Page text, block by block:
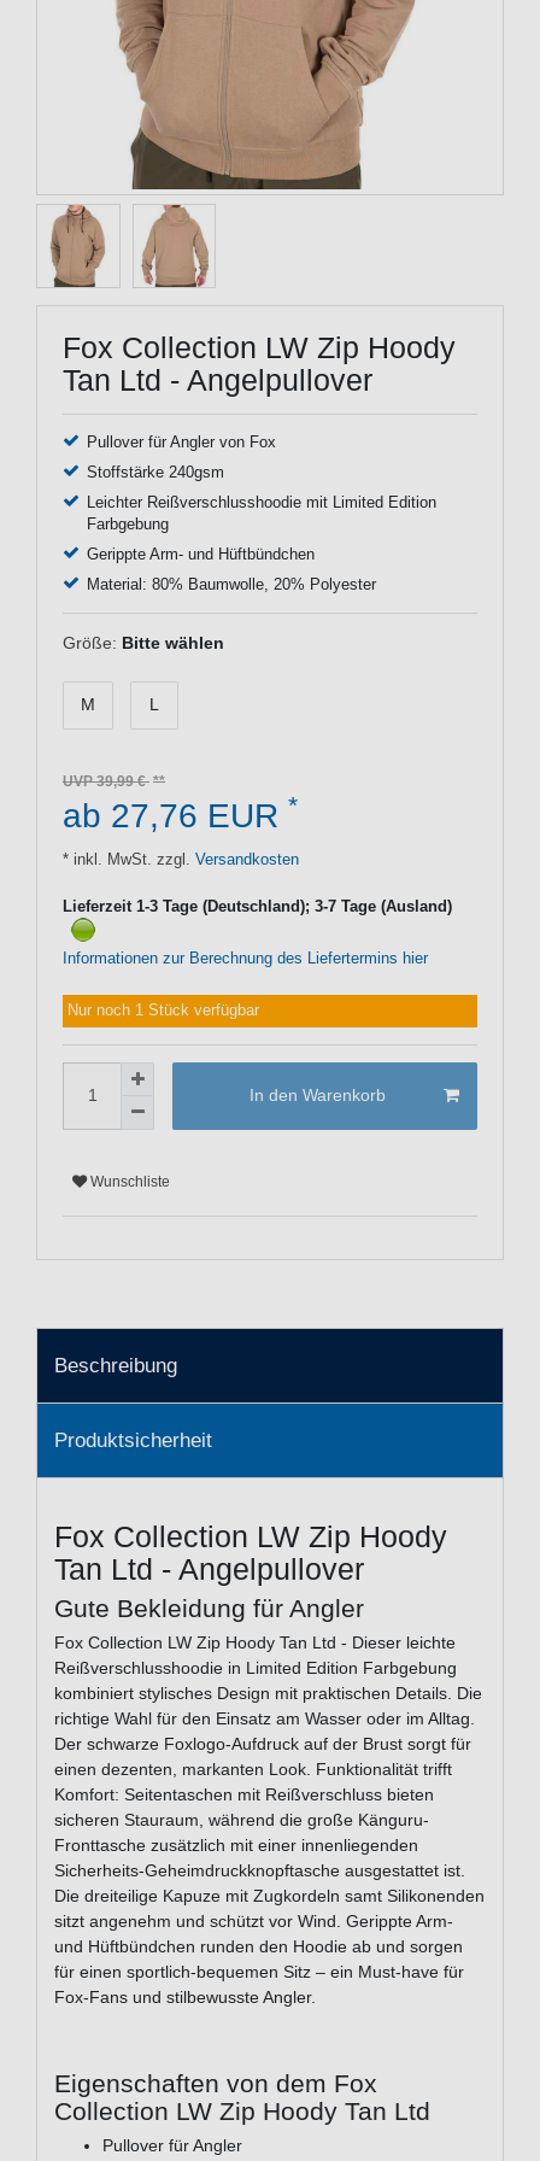
Fox Collection LW Zip Hoody
Tan Ltd - Angelpullover
Pullover für Angler von Fox
Stoffstärke 240gsm
Leichter Reißverschlusshoodie mit Limited Edition
Farbgebung
Gerippte Arm- und Hüftbündchen
Material: 80% Baumwolle, 20% Polyester
Größe: Bitte wählen
M L
UVP 39,99 €
ab 27,76 EUR *
* inkl. MwSt. zzgl. Versandkosten
Lieferzeit 1-3 Tage (Deutschland); 3-7 Tage (Ausland)
Informationen zur Berechnung des Liefertermins hier
Nur noch 1 Stück verfügbar
In den Warenkorb
Wunschliste
Beschreibung
Produktsicherheit
Fox Collection LW Zip Hoody
Tan Ltd - Angelpullover
Gute Bekleidung für Angler
Fox Collection LW Zip Hoody Tan Ltd - Dieser leichte
Reißverschlusshoodie in Limited Edition Farbgebung
kombiniert stylisches Design mit praktischen Details. Die
richtige Wahl für den Einsatz am Wasser oder im Alltag.
Der schwarze Foxlogo-Aufdruck auf der Brust sorgt für
einen dezenten, markanten Look. Funktionalität trifft
Komfort: Seitentaschen mit Reißverschluss bieten
sicheren Stauraum, während die große Känguru-
Fronttasche zusätzlich mit einer innenliegenden
Sicherheits-Geheimdruckknopftasche ausgestattet ist.
Die dreiteilige Kapuze mit Zugkordeln samt Silikonenden
sitzt angenehm und schützt vor Wind. Gerippte Arm-
und Hüftbündchen runden den Hoodie ab und sorgen
für einen sportlich-bequemen Sitz – ein Must-have für
Fox-Fans und stilbewusste Angler.
Eigenschaften von dem Fox
Collection LW Zip Hoody Tan Ltd
Pullover für Angler